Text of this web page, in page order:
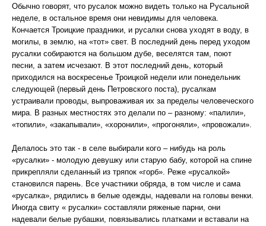
Обычно говорят, что русалок можно видеть только на Русальной
неделе, в остальное время они невидимы для человека.
Кончается Троицкие праздники, и русалки снова уходят в воду, в
могилы, в землю, на «тот» свет. В последний день перед уходом
русалки собираются на большом дубе, веселятся там, поют
песни, а затем исчезают. В этот последний день, который
приходился на воскресенье Троицкой недели или понедельник
следующей (первый день Петровского поста), русалкам
устраивали проводы, выпроваживая их за пределы человеческого
мира. В разных местностях это делали по – разному: «палили»,
«топили», «закапывали», «хоронили», «прогоняли», «провожали».
Делалось это так - в селе выбирали кого – нибудь на роль
«русалки» - молодую девушку или старую бабу, которой на спине
прикрепляли сделанный из тряпок «горб». Реже «русалкой»
становился парень. Все участники обряда, в том числе и сама
«русалка», рядились в белые одежды, надевали на головы венки.
Иногда свиту « русалки» составляли ряженые парни, они
надевали белые рубашки, повязывались платками и вставали на